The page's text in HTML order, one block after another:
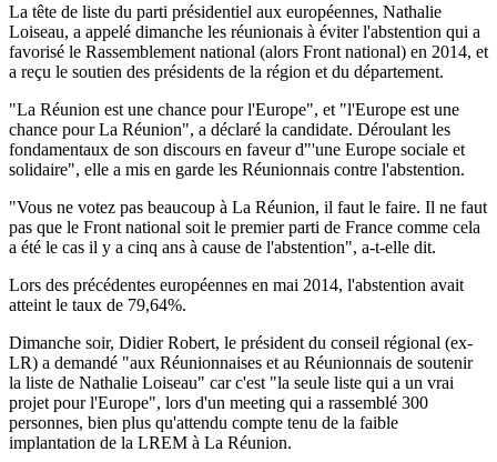
La tête de liste du parti présidentiel aux européennes, Nathalie
Loiseau, a appelé dimanche les réunionais à éviter l'abstention qui a
favorisé le Rassemblement national (alors Front national) en 2014, et
a reçu le soutien des présidents de la région et du département.
"La Réunion est une chance pour l'Europe", et "l'Europe est une
chance pour La Réunion", a déclaré la candidate. Déroulant les
fondamentaux de son discours en faveur d"'une Europe sociale et
solidaire", elle a mis en garde les Réunionnais contre l'abstention.
"Vous ne votez pas beaucoup à La Réunion, il faut le faire. Il ne faut
pas que le Front national soit le premier parti de France comme cela
a été le cas il y a cinq ans à cause de l'abstention", a-t-elle dit.
Lors des précédentes européennes en mai 2014, l'abstention avait
atteint le taux de 79,64%.
Dimanche soir, Didier Robert, le président du conseil régional (ex-
LR) a demandé "aux Réunionnaises et au Réunionnais de soutenir
la liste de Nathalie Loiseau" car c'est "la seule liste qui a un vrai
projet pour l'Europe", lors d'un meeting qui a rassemblé 300
personnes, bien plus qu'attendu compte tenu de la faible
implantation de la LREM à La Réunion.